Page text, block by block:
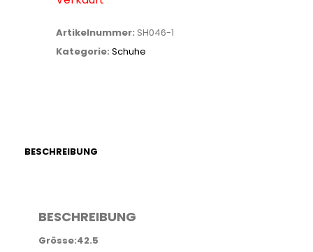
Artikelnummer: SH046-1
Kategorie: Schuhe
BESCHREIBUNG
BESCHREIBUNG
Grösse:42.5